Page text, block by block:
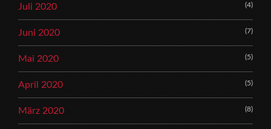
Juli 2020 (4)
Juni 2020 (7)
Mai 2020 (5)
April 2020 (5)
März 2020 (8)